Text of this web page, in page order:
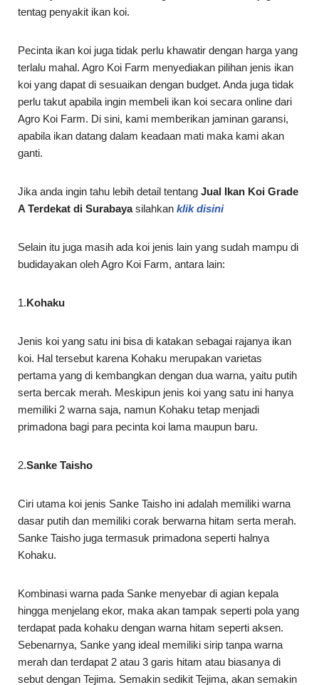
tentag penyakit ikan koi.
Pecinta ikan koi juga tidak perlu khawatir dengan harga yang
terlalu mahal. Agro Koi Farm menyediakan pilihan jenis ikan
koi yang dapat di sesuaikan dengan budget. Anda juga tidak
perlu takut apabila ingin membeli ikan koi secara online dari
Agro Koi Farm. Di sini, kami memberikan jaminan garansi,
apabila ikan datang dalam keadaan mati maka kami akan
ganti.
Jika anda ingin tahu lebih detail tentang Jual Ikan Koi Grade
A Terdekat di Surabayasilahkan klik disini
Selain itu juga masih ada koi jenis lain yang sudah mampu di
budidayakan oleh Agro Koi Farm, antara lain:
1.Kohaku
Jenis koi yang satu ini bisa di katakan sebagai rajanya ikan
koi. Hal tersebut karena Kohaku merupakan varietas
pertama yang di kembangkan dengan dua warna, yaitu putih
serta bercak merah. Meskipun jenis koi yang satu ini hanya
memiliki 2 warna saja, namun Kohaku tetap menjadi
primadona bagi para pecinta koi lama maupun baru.
2.Sanke Taisho
Ciri utama koi jenis Sanke Taisho ini adalah memiliki warna
dasar putih dan memiliki corak berwarna hitam serta merah.
Sanke Taisho juga termasuk primadona seperti halnya
Kohaku.
Kombinasi warna pada Sanke menyebar di agian kepala
hingga menjelang ekor, maka akan tampak seperti pola yang
terdapat pada kohaku dengan warna hitam seperti aksen.
Sebenarnya, Sanke yang ideal memiliki sirip tanpa warna
merah dan terdapat 2 atau 3 garis hitam atau biasanya di
sebut dengan Tejima. Semakin sedikit Tejima, akan semakin